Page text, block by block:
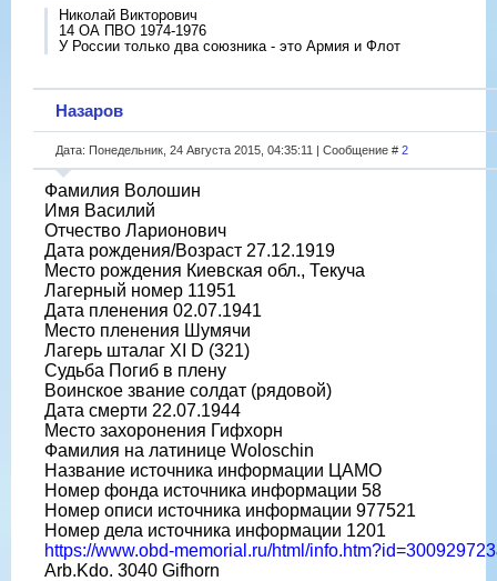
Николай Викторович
14 ОА ПВО 1974-1976
У России только два союзника - это Армия и Флот
Назаров
Дата: Понедельник, 24 Августа 2015, 04:35:11 | Сообщение # 2
Фамилия Волошин
Имя Василий
Отчество Ларионович
Дата рождения/Возраст 27.12.1919
Место рождения Киевская обл., Текуча
Лагерный номер 11951
Дата пленения 02.07.1941
Место пленения Шумячи
Лагерь шталаг XI D (321)
Судьба Погиб в плену
Воинское звание солдат (рядовой)
Дата смерти 22.07.1944
Место захоронения Гифхорн
Фамилия на латинице Woloschin
Название источника информации ЦАМО
Номер фонда источника информации 58
Номер описи источника информации 977521
Номер дела источника информации 1201
https://www.obd-memorial.ru/html/
Arb.Kdo. 3040 Gifhorn